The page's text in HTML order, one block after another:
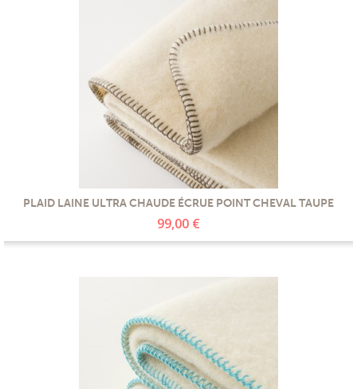
PLAID LAINE ULTRA CHAUDE ÉCRUE POINT CHEVAL TAUPE
99,00 €